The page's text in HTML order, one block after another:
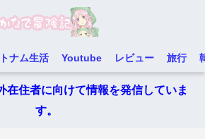
ナム生活 Youtube レビュー 旅行
住者に向けて情報を発信していま
す。